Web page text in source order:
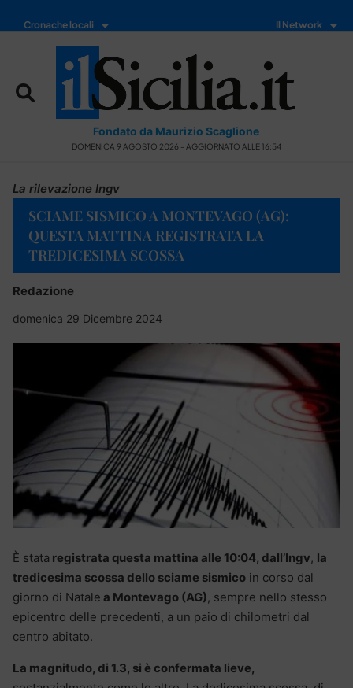
Cronache locali Il Network
Fondato da Maurizio Scaglione
DOMENICA 9 AGOSTO 2026 - AGGIORNATO ALLE 16:54
La rilevazione Ingv
SCIAME SISMICO A MONTEVAGO (AG):
QUESTA MATTINA REGISTRATA LA
TREDICESIMA SCOSSA
Redazione
domenica 29 Dicembre 2024
È stata registrata questa mattina alle 10:04, dall’Ingv, la
tredicesima scossa dello sciame sismico in corso dal
giorno di Natale a Montevago (AG), sempre nello stesso
epicentro delle precedenti, a un paio di chilometri dal
centro abitato.
La magnitudo, di 1.3, si è confermata lieve,